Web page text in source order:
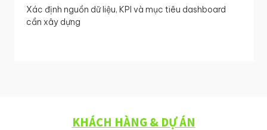
Xác định nguồn dữ liệu, KPI và mục tiêu dashboard
cần xây dựng
KHÁCH HÀNG & DỰ ÁN